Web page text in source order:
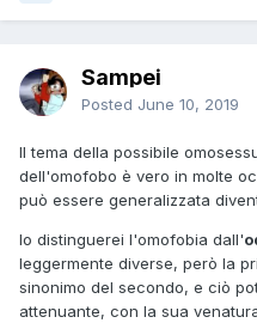
Sampei
Posted June 10, 2019
Il tema della possibile
dell'omofobo è vero in molte
può essere generalizzata
Io distinguerei l'omofobia dall'
leggermente diverse, però la
sinonimo del secondo, e ciò
attenuante, con la sua